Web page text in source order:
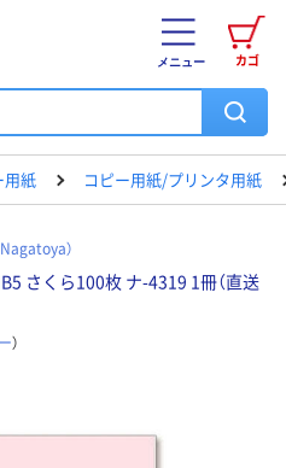
カゴ
メニュー
用紙 コピー用紙/プリンタ用紙
）
さくら100枚 ナ-4319 1冊（直送
）